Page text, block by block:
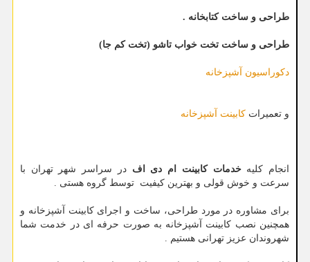
طراحی و ساخت کتابخانه .
طراحی و ساخت تخت خواب تاشو (تخت کم جا)
دکوراسیون آشپزخانه
و تعمیرات کابینت آشپزخانه
انجام کلیهخدمات کابینت ام دی اف در سراسر شهر تهران با
سرعت و خوش قولی و بهترین کیفیت توسط گروه هستی .
برای مشاوره در مورد طراحی، ساخت و اجرای کابینت آشپزخانه و
همچنین نصب کابینت آشپزخانه به صورت حرفه ای در خدمت شما
شهروندان عزیز تهرانی هستیم .